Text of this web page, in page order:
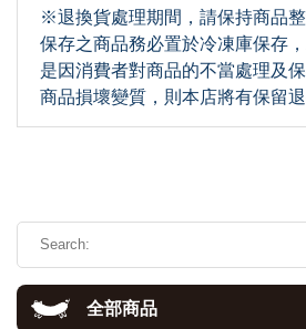
※退換貨處理期間，請保持商品
保存之商品務必置於冷凍庫保存
是因消費者對商品的不當處理及
商品損壞變質，則本店將有保留退
全部商品